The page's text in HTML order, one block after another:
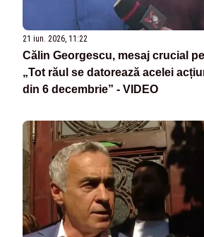
21 iun. 2026, 11:22
Călin Georgescu, mesaj crucial
„Tot răul se datorează acelei
din 6 decembrie” - VIDEO